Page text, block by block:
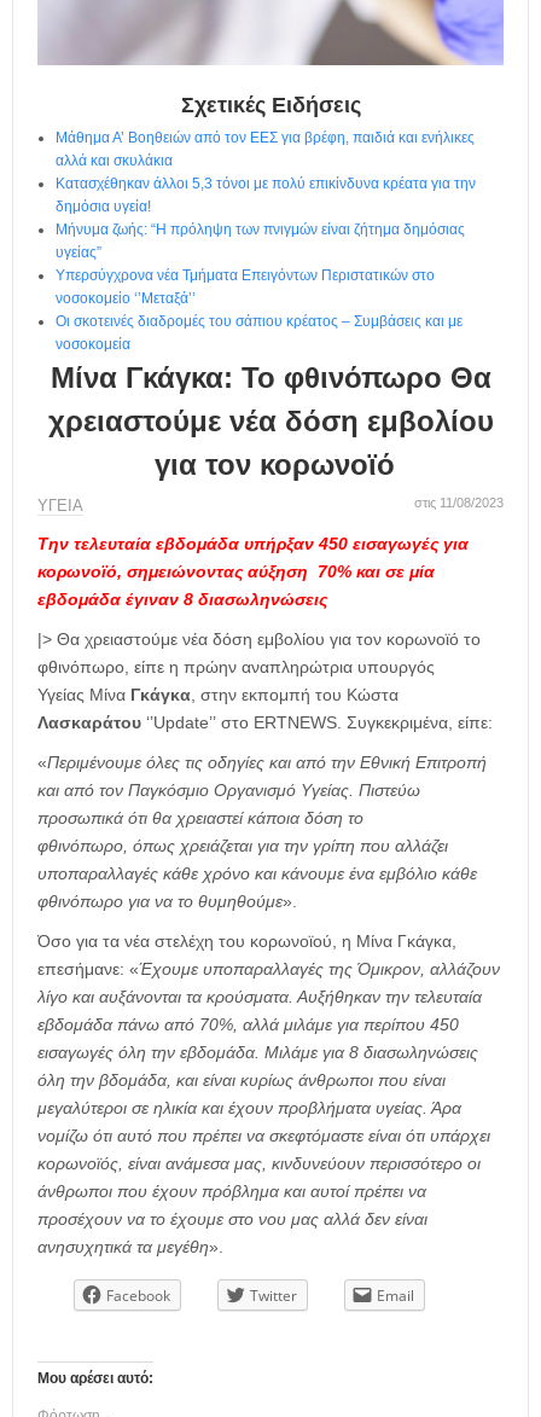
Σχετικές Ειδήσεις
Μάθημα Α’ Βοηθειών από τον ΕΕΣ για βρέφη, παιδιά και ενήλικες
αλλά και σκυλάκια
Κατασχέθηκαν άλλοι 5,3 τόνοι με πολύ επικίνδυνα κρέατα για την
δημόσια υγεία!
Μήνυμα ζωής: “Η πρόληψη των πνιγμών είναι ζήτημα δημόσιας
υγείας”
Υπερσύγχρονα νέα Τμήματα Επειγόντων Περιστατικών στο
νοσοκομείο ‘’Μεταξά’’
Οι σκοτεινές διαδρομές του σάπιου κρέατος – Συμβάσεις και με
νοσοκομεία
Μίνα Γκάγκα: Το φθινόπωρο Θα
χρειαστούμε νέα δόση εμβολίου
για τον κορωνοϊό
ΥΓΕΙΑ στις 11/08/2023
Την τελευταία εβδομάδα υπήρξαν 450 εισαγωγές για
κορωνοϊό, σημειώνοντας αύξηση 70% και σε μία
εβδομάδα έγιναν 8 διασωληνώσεις
|> Θα χρειαστούμε νέα δόση εμβολίου για τον κορωνοϊό το
φθινόπωρο, είπε η πρώην αναπληρώτρια υπουργός
Υγείας Μίνα Γκάγκα, στην εκπομπή του Κώστα
Λασκαράτου ‘’Update’’ στο ERTNEWS. Συγκεκριμένα, είπε:
«Περιμένουμε όλες τις οδηγίες και από την Εθνική Επιτροπή
και από τον Παγκόσμιο Οργανισμό Υγείας. Πιστεύω
προσωπικά ότι θα χρειαστεί κάποια δόση το
φθινόπωρο, όπως χρειάζεται για την γρίπη που αλλάζει
υποπαραλλαγές κάθε χρόνο και κάνουμε ένα εμβόλιο κάθε
φθινόπωρο για να το θυμηθούμε».
Όσο για τα νέα στελέχη του κορωνοϊού, η Μίνα Γκάγκα,
επεσήμανε: «Έχουμε υποπαραλλαγές της Όμικρον, αλλάζουν
λίγο και αυξάνονται τα κρούσματα. Αυξήθηκαν την τελευταία
εβδομάδα πάνω από 70%, αλλά μιλάμε για περίπου 450
εισαγωγές όλη την εβδομάδα. Μιλάμε για 8 διασωληνώσεις
όλη την βδομάδα, και είναι κυρίως άνθρωποι που είναι
μεγαλύτεροι σε ηλικία και έχουν προβλήματα υγείας. Άρα
νομίζω ότι αυτό που πρέπει να σκεφτόμαστε είναι ότι υπάρχει
κορωνοϊός, είναι ανάμεσα μας, κινδυνεύουν περισσότερο οι
άνθρωποι που έχουν πρόβλημα και αυτοί πρέπει να
προσέχουν να το έχουμε στο νου μας αλλά δεν είναι
ανησυχητικά τα μεγέθη».
Facebook Twitter Email
Μου αρέσει αυτό: